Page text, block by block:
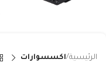
الرئيسية اكسسوارات